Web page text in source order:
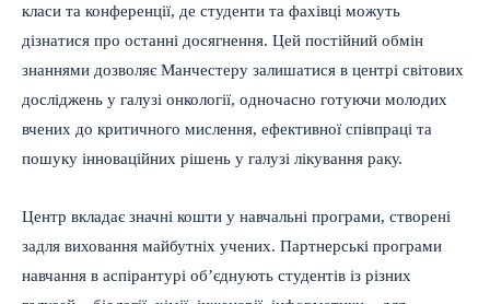
класи та конференції, де студенти та фахівці можуть
дізнатися про останні досягнення. Цей постійний обмін
знаннями дозволяє Манчестеру залишатися в центрі світових
досліджень у галузі онкології, одночасно готуючи молодих
вчених до критичного мислення, ефективної співпраці та
пошуку інноваційних рішень у галузі лікування раку.
Центр вкладає значні кошти у навчальні програми, створені
задля виховання майбутніх учених. Партнерські програми
навчання в аспірантурі об’єднують студентів із різних